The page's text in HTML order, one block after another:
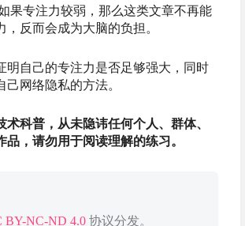
果专注力较弱，那么这类文章不再能
，反而会成为大脑的负担。
明自己的专注力是否足够强大，同时
己网络隐私的方法。
术科普，从未隐讳任何个人、群体、
品，请勿用于阅读理解的练习。
BY-NC-ND 4.0 协议分发。